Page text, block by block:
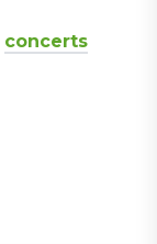
concerts